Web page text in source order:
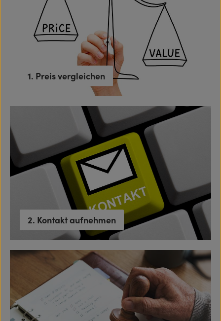
1. Preis vergleichen
2. Kontakt aufnehmen